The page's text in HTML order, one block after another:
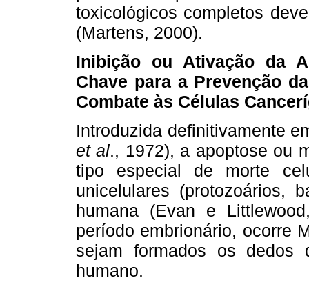
toxicológicos completos
(Martens, 2000).
Inibição ou Ativação da
Chave para a Prevenção
Combate às Células
Introduzida definitivamente
et al., 1972), a apoptose ou
tipo especial de morte
unicelulares (protozoários,
humana (Evan e
período embrionário, ocorre
sejam formados os
humano.